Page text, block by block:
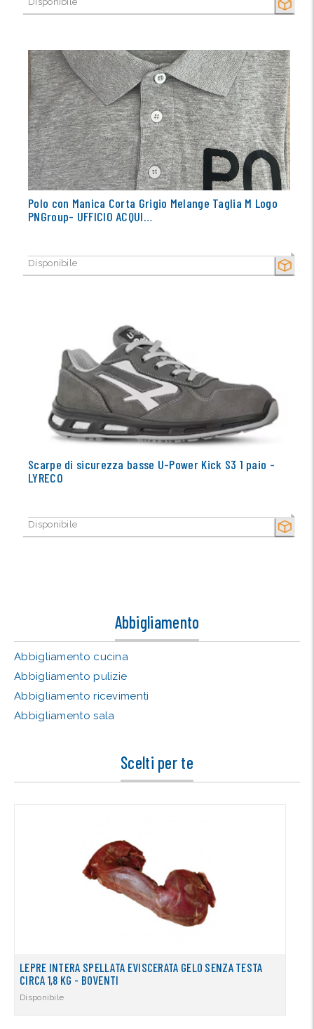
SECCO
SECCO
Polo con Manica Corta Grigio Melange Taglia M Logo
PNGroup- UFFICIO ACQUI…
Disponibile
SECCO
Scarpe di sicurezza basse U-Power Kick S3 1 paio -
LYRECO
Disponibile
Abbigliamento
Abbigliamento cucina
Abbigliamento pulizie
Abbigliamento ricevimenti
Abbigliamento sala
Scelti per te
LEPRE INTERA SPELLATA EVISCERATA GELO SENZA TESTA
CIRCA 1,8 KG - BOVENTI
Disponibile